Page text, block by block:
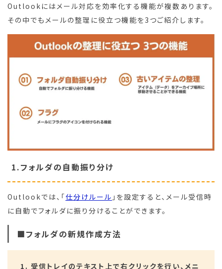
Outlookにはメール対応を効率化する機能が複数あります。
その中でもメールの整理に役立つ機能を3つご紹介します。
1.フォルダの自動振り分け
Outlookでは、「仕分けルール 」を設定すると、メール受信時
に自動でフォルダに振り分けることができます。
■フォルダの新規作成方法
受信トレイのテキスト上で右クリックを行い、メニ